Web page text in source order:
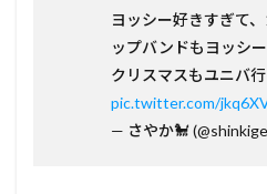
ヨッシー好きすぎて
ップバンドもヨッシ
クリスマスもユニバ
pic.twitter.com/
— さやか🐩